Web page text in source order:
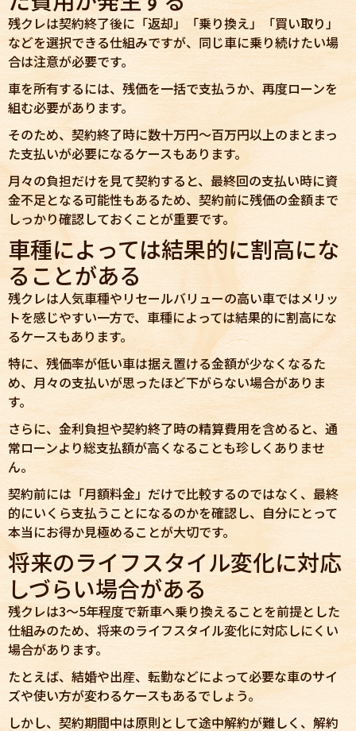
残クレは契約終了後に「返却」「乗り換え」「買い取り」
などを選択できる仕組みですが、同じ車に乗り続けたい場
合は注意が必要です。
車を所有するには、残価を一括で支払うか、再度ローンを
組む必要があります。
そのため、契約終了時に数十万円〜百万円以上のまとまっ
た支払いが必要になるケースもあります。
月々の負担だけを見て契約すると、最終回の支払い時に資
金不足となる可能性もあるため、契約前に残価の金額まで
しっかり確認しておくことが重要です。
車種によっては結果的に割高にな
ることがある
残クレは人気車種やリセールバリューの高い車ではメリッ
トを感じやすい一方で、車種によっては結果的に割高にな
るケースもあります。
特に、残価率が低い車は据え置ける金額が少なくなるた
め、月々の支払いが思ったほど下がらない場合がありま
す。
さらに、金利負担や契約終了時の精算費用を含めると、通
常ローンより総支払額が高くなることも珍しくありませ
ん。
契約前には「月額料金」だけで比較するのではなく、最終
的にいくら支払うことになるのかを確認し、自分にとって
本当にお得か見極めることが大切です。
将来のライフスタイル変化に対応
しづらい場合がある
残クレは3〜5年程度で新車へ乗り換えることを前提とした
仕組みのため、将来のライフスタイル変化に対応しにくい
場合があります。
たとえば、結婚や出産、転勤などによって必要な車のサイ
ズや使い方が変わるケースもあるでしょう。
しかし、契約期間中は原則として途中解約が難しく、解約